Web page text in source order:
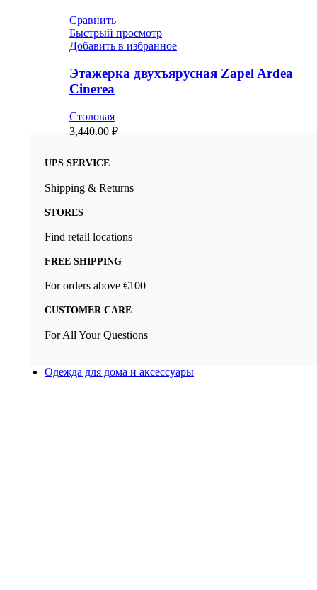
Сравнить
Быстрый просмотр
Добавить в избранное
Этажерка двухъярусная Zapel Ardea
Cinerea
Столовая
3,440.00 ₽
UPS SERVICE
Shipping & Returns
STORES
Find retail locations
FREE SHIPPING
For orders above €100
CUSTOMER CARE
For All Your Questions
Одежда для дома и аксессуары